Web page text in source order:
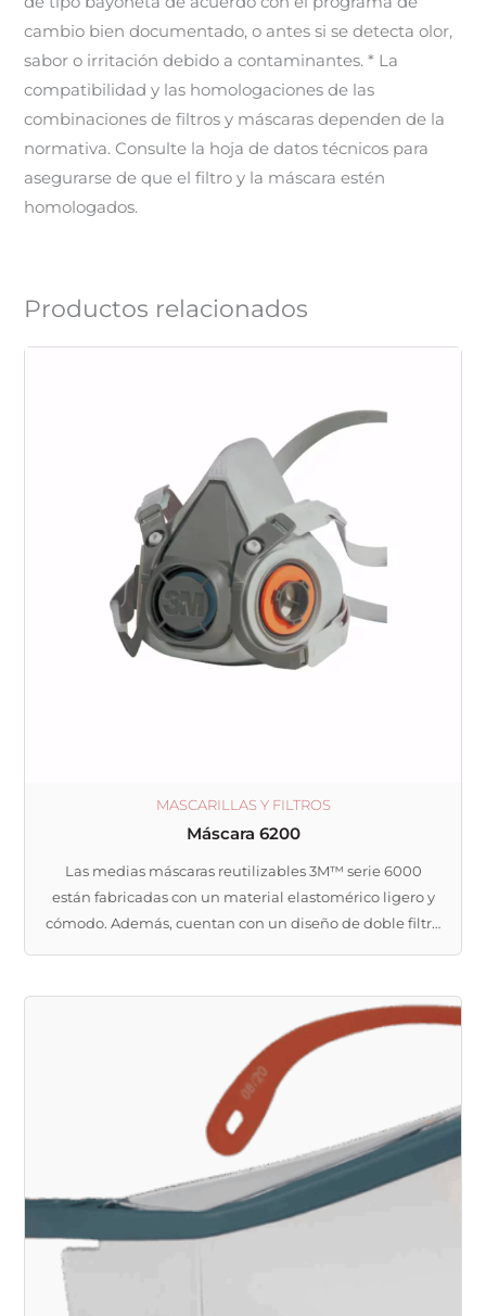
cambio bien documentado, o antes si se detecta olor,
sabor o irritación debido a contaminantes. * La
compatibilidad y las homologaciones de las
combinaciones de filtros y máscaras dependen de la
normativa. Consulte la hoja de datos técnicos para
asegurarse de que el filtro y la máscara estén
homologados.
Productos relacionados
MASCARILLAS Y FILTROS
Máscara 6200
Las medias máscaras reutilizables 3M™ serie 6000
están fabricadas con un material elastomérico ligero y
cómodo. Además, cuentan con un diseño de doble filtro
medias máscaras reutilizables son de perfil bajo y están
disponibles en tres tamaños.